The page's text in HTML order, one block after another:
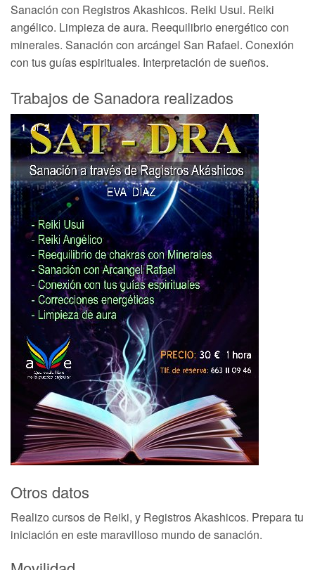
Sanación con Registros Akashicos. Reiki Usui. Reiki
angélico. Limpieza de aura. Reequilibrio energético con
minerales. Sanación con arcángel San Rafael. Conexión
con tus guías espirituales. Interpretación de sueños.
Trabajos de Sanadora realizados
1 of 2
Otros datos
Realizo cursos de Reiki, y Registros Akashicos. Prepara tu
iniciación en este maravilloso mundo de sanación.